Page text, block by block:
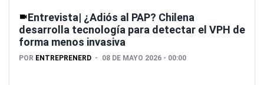
Entrevista| ¿Adiós al PAP? Chilena
desarrolla tecnología para detectar el VPH de
forma menos invasiva
POR ENTREPRENERD 08 DE MAYO 2026 - 00:00